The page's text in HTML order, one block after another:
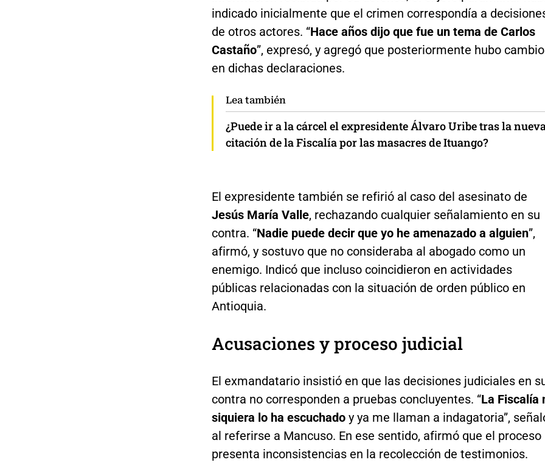
indicado inicialmente que el crimen correspondía a
de otros actores. “Hace años dijo que fue un tema de Carlos
Castaño”, expresó, y agregó que posteriormente hubo
en dichas declaraciones.
Lea también
¿Puede ir a la cárcel el expresidente Álvaro Uribe tras la
citación de la Fiscalía por las masacres de Ituango?
El expresidente también se refirió al caso del asesinato de
Jesús María Valle, rechazando cualquier señalamiento en su
contra. “Nadie puede decir que yo he amenazado a alguien”,
afirmó, y sostuvo que no consideraba al abogado como un
enemigo. Indicó que incluso coincidieron en actividades
públicas relacionadas con la situación de orden público en
Antioquia.
Acusaciones y proceso judicial
El exmandatario insistió en que las decisiones judiciales en
contra no corresponden a pruebas concluyentes. “La Fiscalía
siquiera lo ha escuchadoy ya me llaman a indagatoria”,
al referirse a Mancuso. En ese sentido, afirmó que el proceso
presenta inconsistencias en la recolección de testimonios.